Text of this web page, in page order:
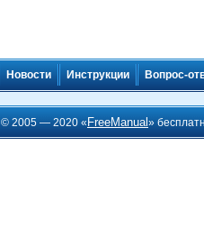
Новости Инструкции Вопрос-
© 2005 — 2020 « FreeManual»